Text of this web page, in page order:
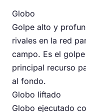
Globo
Golpe alto y
rivales en la red
campo. Es el
principal recurso
al fondo.
Globo liftado
Globo ejecutado